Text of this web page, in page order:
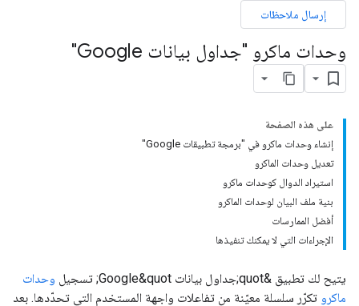
إرسال ملاحظات
وحدات ماكرو "جداول بيانات Google"
على هذه الصفحة
إنشاء وحدات ماكرو في "برمجة تطبيقات Google"
تعديل وحدات الماكرو
استيراد الدوال كوحدات ماكرو
بنية ملف البيان لوحدات الماكرو
أفضل الممارسات
الإجراءات التي لا يمكنك تنفيذها
يتيح لك تطبيق &quot;جداول بيانات Google&quot; تسجيل
وحدات
ماكرو تكرّر سلسلة معيّنة من تفاعلات واجهة المستخدم التي تحدّدها. بعد